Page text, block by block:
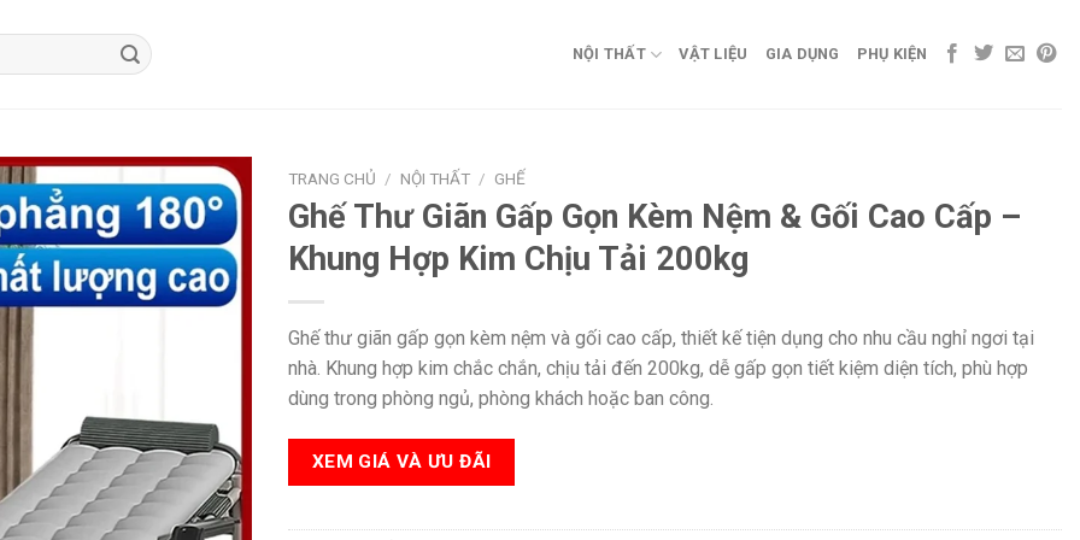
NỘI THẤT VẬT LIỆU GIA DỤNG PHỤ KIỆN
TRANG CHỦ / NỘI THẤT / GHẾ
Ghế Thư Giãn Gấp Gọn Kèm Nệm & Gối Cao Cấp –
Khung Hợp Kim Chịu Tải 200kg
Ghế thư giãn gấp gọn kèm nệm và gối cao cấp, thiết kế tiện dụng cho nhu cầu nghỉ ngơi tại
nhà. Khung hợp kim chắc chắn, chịu tải đến 200kg, dễ gấp gọn tiết kiệm diện tích, phù hợp
dùng trong phòng ngủ, phòng khách hoặc ban công.
XEM GIÁ VÀ ƯU ĐÃI